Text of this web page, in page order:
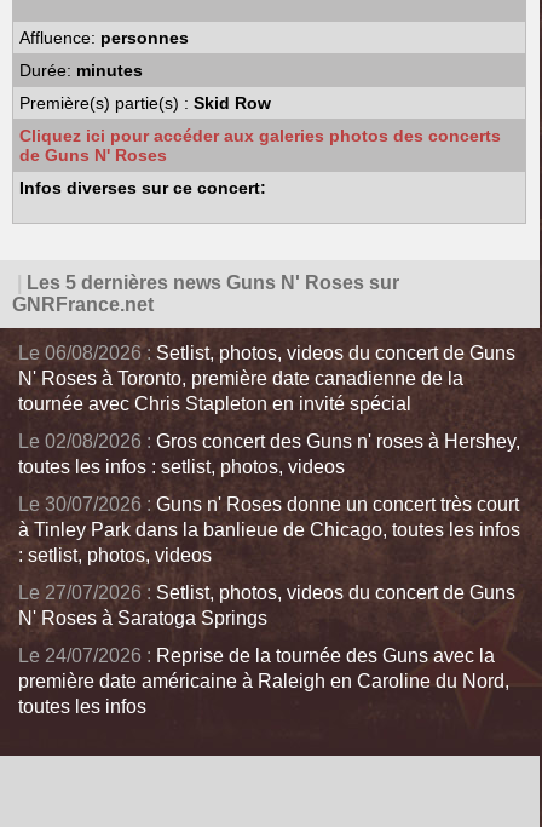
Affluence: personnes
Durée: minutes
Première(s) partie(s) :Skid Row
Cliquez ici pour accéder aux galeries photos des concerts
de Guns N' Roses
Infos diverses sur ce concert:
Les 5 dernières news Guns N' Roses sur
GNRFrance.net
Le 06/08/2026 : Setlist, photos, videos du concert de Guns
N' Roses à Toronto, première date canadienne de la
tournée avec Chris Stapleton en invité spécial
Le 02/08/2026 : Gros concert des Guns n' roses à Hershey,
toutes les infos : setlist, photos, videos
Le 30/07/2026 : Guns n' Roses donne un concert très court
à Tinley Park dans la banlieue de Chicago, toutes les infos
: setlist, photos, videos
Le 27/07/2026 : Setlist, photos, videos du concert de Guns
N' Roses à Saratoga Springs
Le 24/07/2026 : Reprise de la tournée des Guns avec la
première date américaine à Raleigh en Caroline du Nord,
toutes les infos